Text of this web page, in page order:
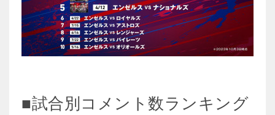
■試合別コメント数ランキング